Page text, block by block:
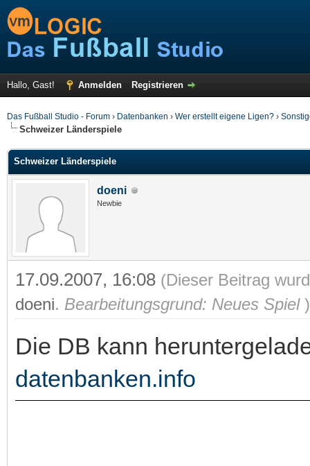
Hallo, Gast! Anmelden Registrieren
Das Fußball Studio - Forum › Datenbanken › Wer erstellt eigene Ligen? ›
Schweizer Länderspiele
Schweizer Länderspiele
doeni
Newbie
17.09.2007, 16:08 (Dieser Beitrag
doeni. Bearbeitungsgrund: Neues Spiel )
Die DB kann
datenbanken.info